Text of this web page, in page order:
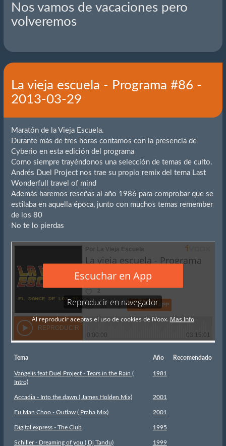
Nos vamos de vacaciones pero
volveremos
La vieja escuela - Programa #86 -
2013-03-29
Maratón de la Vieja Escuela.
Durante más de tres horas contamos con la presencia de
Cyberio en esta edición del programa
Como siempre trayéndonos una selección de temas de culto.
Andrés Duel Project nos trae su propio remix del tema Last
Wonderfull travel of mind
Además haremos reseñas al año 1986 para comprobar que se
estilaba en aquella época, junto con muchos temas remember
de los 80
No te lo pierdas
Tema Año Recomendado
Vangelis feat Duel Project - Tears in the Rain (
Intro)
1981
Accadia - Into the dawn ( James Holden Mix) 2001
Fu Man Choo - Outlaw ( Praha Mix) 2001
Digital express - The Club 1995
Schiller - Dreaming of you ( Dj Tandu) 1999